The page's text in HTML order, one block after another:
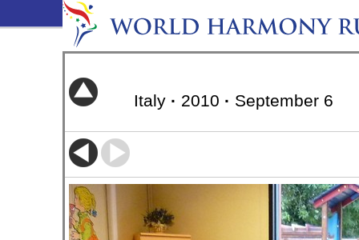
Italy · 2010 · September 6